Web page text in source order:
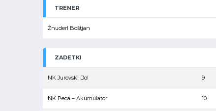
TRENER
Žnuderl Boštjan
ZADETKI
NK Jurovski Dol 9
NK Peca – Akumulator 10